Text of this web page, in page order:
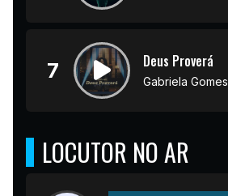
7 Deus Proverá
Gabriela Gomes
LOCUTOR NO AR